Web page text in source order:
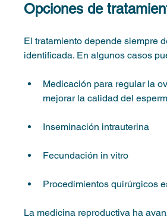
Opciones de
El tratamiento depende siempre
identificada. En algunos casos
Medicación para regular la
mejorar la calidad del
Inseminación intrauterina
Fecundación in vitro
Procedimientos quirúrgicos
La medicina reproductiva ha